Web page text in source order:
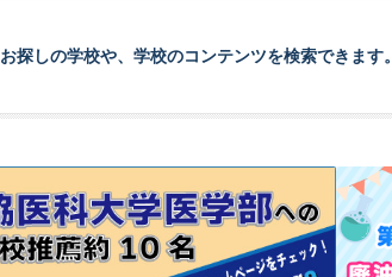
お探しの学校や、学校のコンテンツを検索できます。